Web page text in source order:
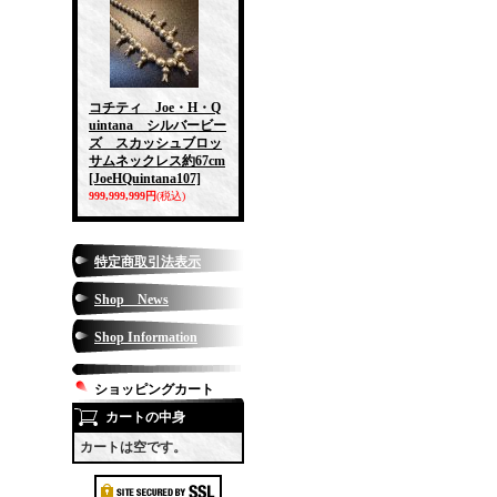
コチティ Joe・H・Q
uintana シルバービー
ズ スカッシュブロッ
サムネックレス約67cm
[JoeHQuintana107]
999,999,999円(税込)
特定商取引法表示
Shop News
Shop Information
ショッピングカート
カートの中身
カートは空です。